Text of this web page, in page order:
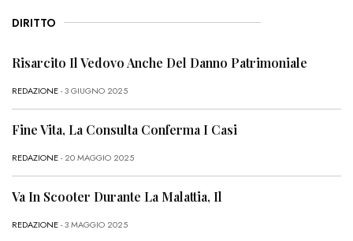
DIRITTO
Risarcito Il Vedovo Anche Del Danno Patrimoniale
REDAZIONE- 3 GIUGNO 2025
Fine Vita, La Consulta Conferma I Casi
REDAZIONE- 20 MAGGIO 2025
Va In Scooter Durante La Malattia, Il
REDAZIONE- 3 MAGGIO 2025